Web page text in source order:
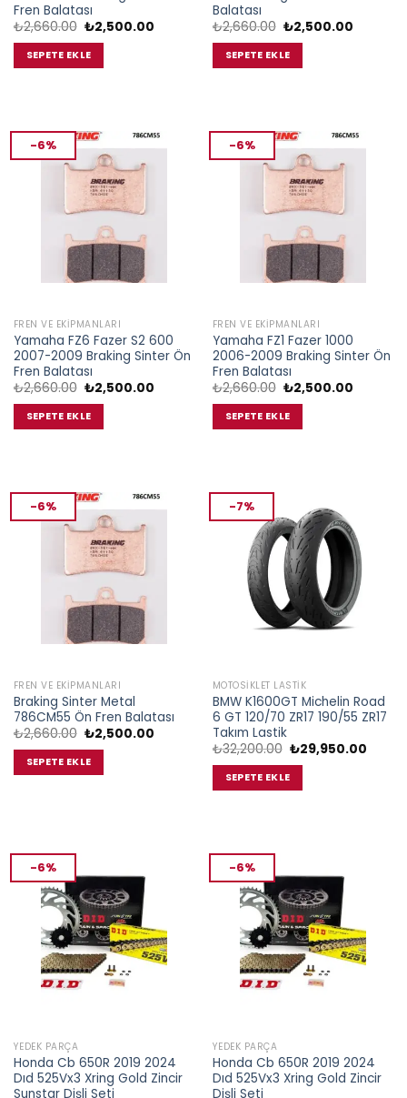
Fren Balatası
₺2,660.00 Orijinal
fiyat:
₺2,660.00.
₺2,500.00Şu
SEPETE EKLE
Balatası
₺2,660.00 Orijinal
fiyat:
₺2,660.00.
₺2,500.00Şu
SEPETE EKLE
-6%
FREN VE EKIPMANLARI
Yamaha FZ6 Fazer S2 600
2007-2009 Braking Sinter Ön
Fren Balatası
₺2,660.00 Orijinal
fiyat:
₺2,660.00.
₺2,500.00Şu
SEPETE EKLE
-6%
FREN VE EKIPMANLARI
Yamaha FZ1 Fazer 1000
2006-2009 Braking Sinter Ön
Fren Balatası
₺2,660.00 Orijinal
fiyat:
₺2,660.00.
₺2,500.00Şu
SEPETE EKLE
-6%
FREN VE EKIPMANLARI
Braking Sinter Metal
786CM55 Ön Fren Balatası
₺2,660.00 Orijinal
fiyat:
₺2,660.00.
₺2,500.00Şu
₺2,500.00.
SEPETE EKLE
-7%
MOTOSIKLET LASTIK
BMW K1600GT Michelin Road
6 GT 120/70 ZR17 190/55 ZR17
Takım Lastik
₺32,200.00 Orijinal
fiyat:
₺32,200.00.
₺29,950.00Şu
SEPETE EKLE
-6%
YEDEK PARÇA
Honda Cb 650R 2019 2024
Dıd 525Vx3 Xring Gold Zincir
Sunstar Dişli Seti
-6%
YEDEK PARÇA
Honda Cb 650R 2019 2024
Dıd 525Vx3 Xring Gold Zincir
Dişli Seti